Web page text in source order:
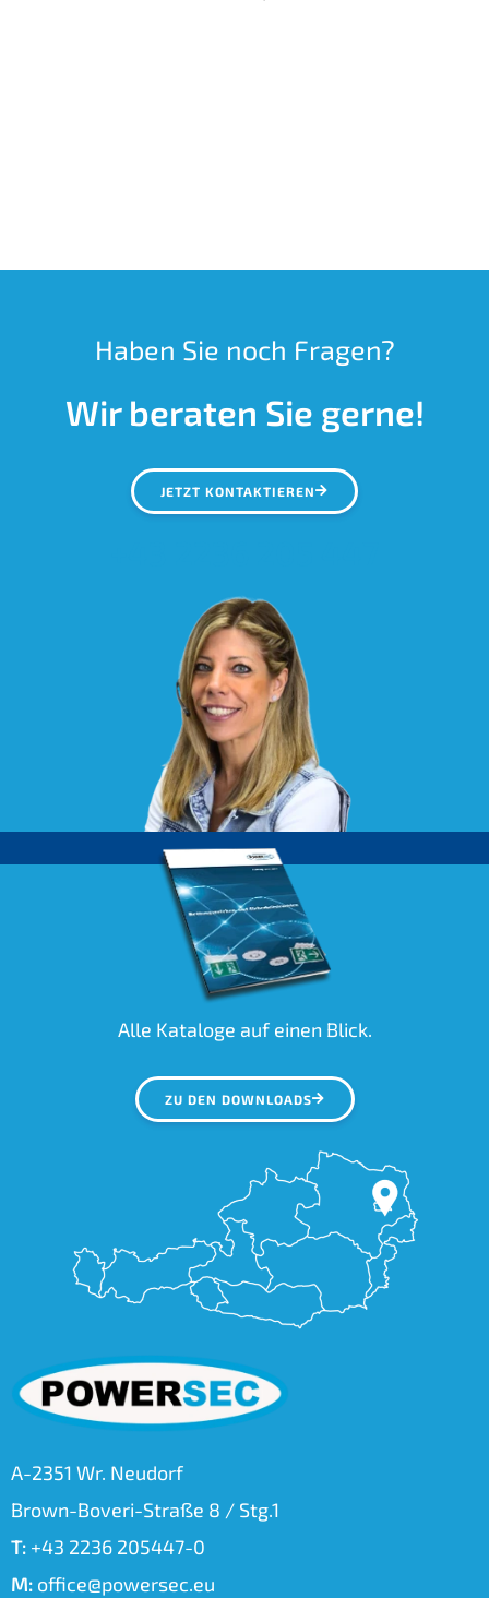
Haben Sie noch Fragen?
Wir beraten Sie gerne!
JETZT KONTAKTIEREN
Alle Kataloge auf einen Blick.
ZU DEN DOWNLOADS
A-2351 Wr. Neudorf
Brown-Boveri-Straße 8 / Stg.1
T: +43 2236 205447-0
M: office@powersec.eu